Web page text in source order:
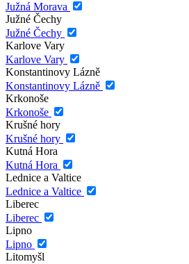
Južná Morava
Južné Čechy
Južné Čechy
Karlove Vary
Karlove Vary
Konstantinovy Lázně
Konstantinovy Lázně
Krkonoše
Krkonoše
Krušné hory
Krušné hory
Kutná Hora
Kutná Hora
Lednice a Valtice
Lednice a Valtice
Liberec
Liberec
Lipno
Lipno
Litomyšl